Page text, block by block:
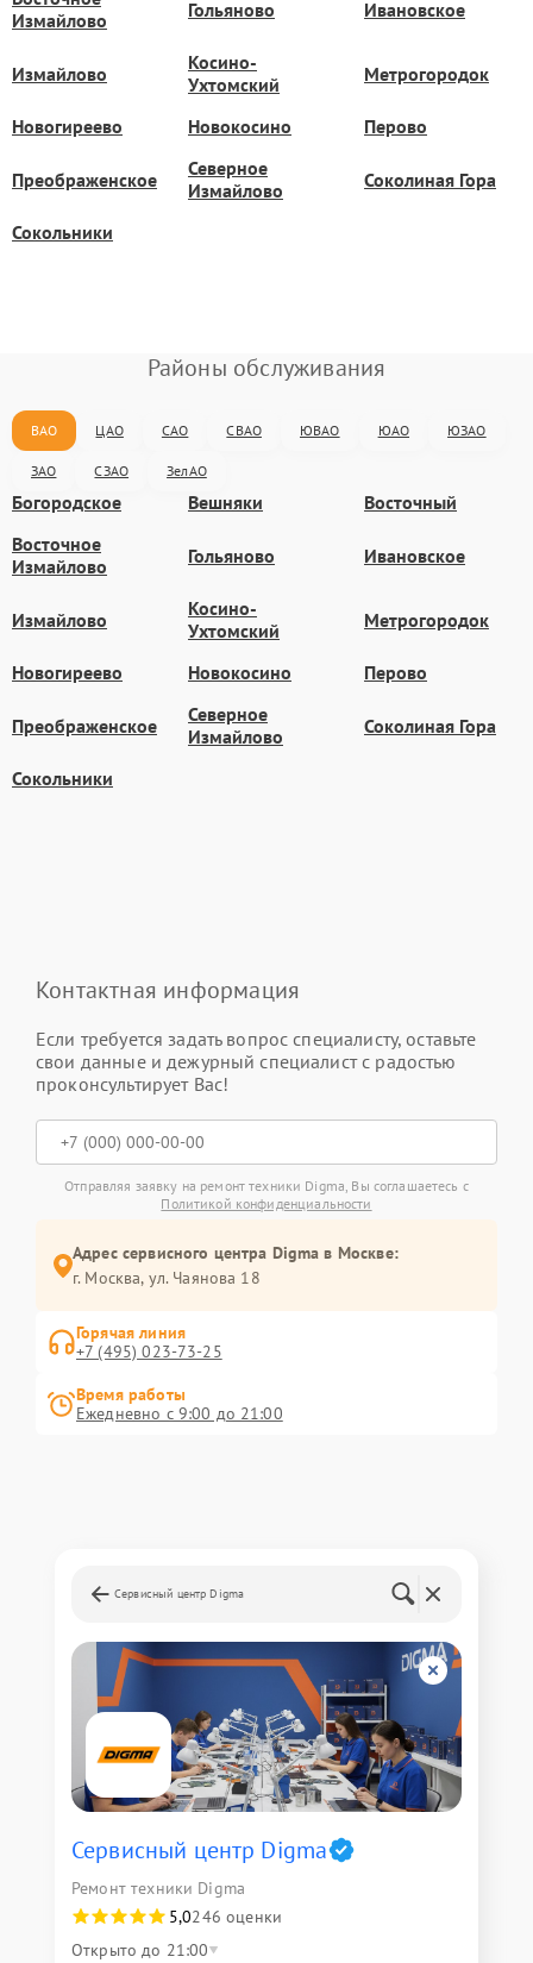
Измайлово
Гольяново Ивановское
Измайлово
Косино-
Ухтомский
Метрогородок
Новогиреево Новокосино Перово
Преображенское
Северное
Измайлово
Соколиная Гора
Сокольники
Районы обслуживания
ВАО ЦАО САО СВАО ЮВАО ЮАО ЮЗАО
ЗАО СЗАО ЗелАО
Богородское Вешняки
Восточный
Восточное
Измайлово
Гольяново Ивановское
Измайлово
Косино-
Ухтомский
Метрогородок
Новогиреево Новокосино Перово
Преображенское
Северное
Измайлово
Соколиная Гора
Сокольники
Контактная информация
Если требуется задать вопрос специалисту, оставьте
свои данные и дежурный специалист с радостью
проконсультирует Вас!
Отправляя заявку на ремонт техники Digma, Вы соглашаетесь с
Политикой конфиденциальности
Адрес сервисного центра Digma в Москве:
г. Москва, ул. Чаянова 18
Горячая линия
+7 (495) 023-73-25
Время работы
Ежедневно с 9:00 до 21:00
Сервисный центр Digma
Сервисный центр Digma
Ремонт техники Digma
5,0246 оценки
Открыто до 21:00